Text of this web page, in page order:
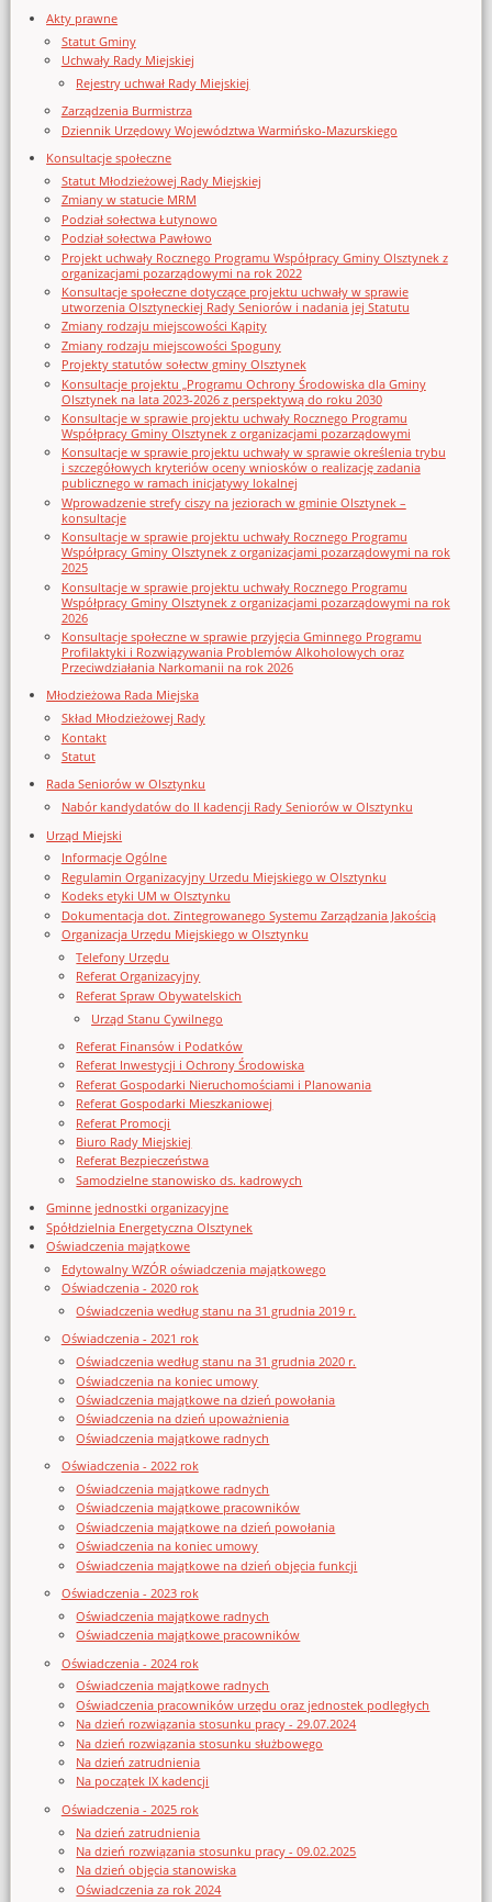
Akty prawne
Statut Gminy
Uchwały Rady Miejskiej
Rejestry uchwał Rady Miejskiej
Zarządzenia Burmistrza
Dziennik Urzędowy Województwa Warmińsko-Mazurskiego
Konsultacje społeczne
Statut Młodzieżowej Rady Miejskiej
Zmiany w statucie MRM
Podział sołectwa Łutynowo
Podział sołectwa Pawłowo
Projekt uchwały Rocznego Programu Współpracy Gminy Olsztynek z
organizacjami pozarządowymi na rok 2022
Konsultacje społeczne dotyczące projektu uchwały w sprawie
utworzenia Olsztyneckiej Rady Seniorów i nadania jej Statutu
Zmiany rodzaju miejscowości Kąpity
Zmiany rodzaju miejscowości Spoguny
Projekty statutów sołectw gminy Olsztynek
Konsultacje projektu „Programu Ochrony Środowiska dla Gminy
Olsztynek na lata 2023-2026 z perspektywą do roku 2030
Konsultacje w sprawie projektu uchwały Rocznego Programu
Współpracy Gminy Olsztynek z organizacjami pozarządowymi
Konsultacje w sprawie projektu uchwały w sprawie określenia trybu
i szczegółowych kryteriów oceny wniosków o realizację zadania
publicznego w ramach inicjatywy lokalnej
Wprowadzenie strefy ciszy na jeziorach w gminie Olsztynek –
konsultacje
Konsultacje w sprawie projektu uchwały Rocznego Programu
Współpracy Gminy Olsztynek z organizacjami pozarządowymi na rok
2025
Konsultacje w sprawie projektu uchwały Rocznego Programu
Współpracy Gminy Olsztynek z organizacjami pozarządowymi na rok
2026
Konsultacje społeczne w sprawie przyjęcia Gminnego Programu
Profilaktyki i Rozwiązywania Problemów Alkoholowych oraz
Przeciwdziałania Narkomanii na rok 2026
Młodzieżowa Rada Miejska
Skład Młodzieżowej Rady
Kontakt
Statut
Rada Seniorów w Olsztynku
Nabór kandydatów do II kadencji Rady Seniorów w Olsztynku
Urząd Miejski
Informacje Ogólne
Regulamin Organizacyjny Urzedu Miejskiego w Olsztynku
Kodeks etyki UM w Olsztynku
Dokumentacja dot. Zintegrowanego Systemu Zarządzania Jakością
Organizacja Urzędu Miejskiego w Olsztynku
Telefony Urzędu
Referat Organizacyjny
Referat Spraw Obywatelskich
Urząd Stanu Cywilnego
Referat Finansów i Podatków
Referat Inwestycji i Ochrony Środowiska
Referat Gospodarki Nieruchomościami i Planowania
Referat Gospodarki Mieszkaniowej
Referat Promocji
Biuro Rady Miejskiej
Referat Bezpieczeństwa
Samodzielne stanowisko ds. kadrowych
Gminne jednostki organizacyjne
Spółdzielnia Energetyczna Olsztynek
Oświadczenia majątkowe
Edytowalny WZÓR oświadczenia majątkowego
Oświadczenia - 2020 rok
Oświadczenia według stanu na 31 grudnia 2019 r.
Oświadczenia - 2021 rok
Oświadczenia według stanu na 31 grudnia 2020 r.
Oświadczenia na koniec umowy
Oświadczenia majątkowe na dzień powołania
Oświadczenia na dzień upoważnienia
Oświadczenia majątkowe radnych
Oświadczenia - 2022 rok
Oświadczenia majątkowe radnych
Oświadczenia majątkowe pracowników
Oświadczenia majątkowe na dzień powołania
Oświadczenia na koniec umowy
Oświadczenia majątkowe na dzień objęcia funkcji
Oświadczenia - 2023 rok
Oświadczenia majątkowe radnych
Oświadczenia majątkowe pracowników
Oświadczenia - 2024 rok
Oświadczenia majątkowe radnych
Oświadczenia pracowników urzędu oraz jednostek podległych
Na dzień rozwiązania stosunku pracy - 29.07.2024
Na dzień rozwiązania stosunku służbowego
Na dzień zatrudnienia
Na początek IX kadencji
Oświadczenia - 2025 rok
Na dzień zatrudnienia
Na dzień rozwiązania stosunku pracy - 09.02.2025
Na dzień objęcia stanowiska
Oświadczenia za rok 2024